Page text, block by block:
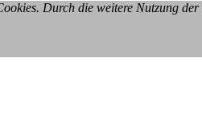
Durch die weitere Nutzung